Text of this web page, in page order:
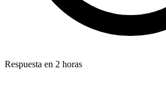
Respuesta en 2 horas